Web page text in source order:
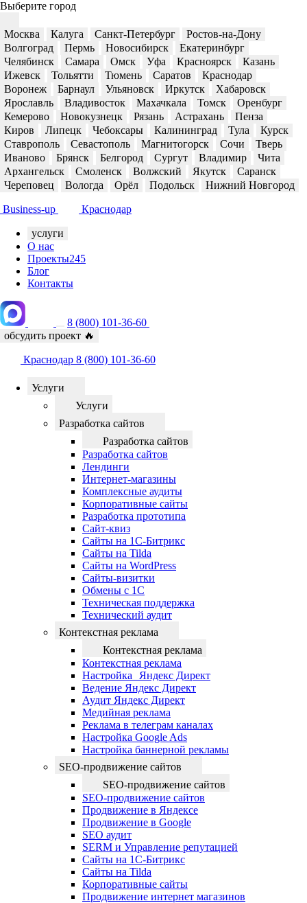
Выберите город
Москва Калуга Санкт-Петербург
Ростов-на-Дону
Волгоград
Пермь Новосибирск
Екатеринбург
Челябинск
Самара Омск Уфа Красноярск
Казань
Ижевск
Тольятти Тюмень Саратов
Краснодар
Воронеж
Барнаул Ульяновск Иркутск
Хабаровск
Ярославль
Владивосток Махачкала Томск
Оренбург
Кемерово
Новокузнецк Рязань Астрахань
Пенза
Киров
Липецк Чебоксары Калининград Тула
Курск
Ставрополь
Севастополь Магнитогорск Сочи
Тверь
Иваново
Брянск Белгород Сургут Владимир
Чита
Архангельск
Смоленск Волжский Якутск
Саранск
Череповец
Вологда Орёл Подольск Нижний Новгород
Business-up Краснодар
услуги
О нас
Проекты245
Блог
Контакты
8 (800) 101-36-60
обсудить проект 🔥
Краснодар 8 (800) 101-36-60
Услуги
Услуги
Разработка сайтов
Разработка сайтов
Разработка сайтов
Лендинги
Интернет-магазины
Комплексные аудиты
Корпоративные сайты
Разработка прототипа
Сайт-квиз
Сайты на 1С-Битрикс
Сайты на Tilda
Сайты на WordPress
Сайты-визитки
Обмены с 1С
Техническая поддержка
Технический аудит
Контекстная реклама
Контекстная реклама
Контекстная реклама
Настройка Яндекс Директ
Ведение Яндекс Директ
Аудит Яндекс Директ
Медийная реклама
Реклама в телеграм каналах
Настройка Google Ads
Настройка баннерной рекламы
SEO-продвижение сайтов
SEO-продвижение сайтов
SEO-продвижение сайтов
Продвижение в Яндексе
Продвижение в Google
SEO аудит
SERM и Управление репутацией
Сайты на 1С-Битрикс
Сайты на Tilda
Корпоративные сайты
Продвижение интернет магазинов